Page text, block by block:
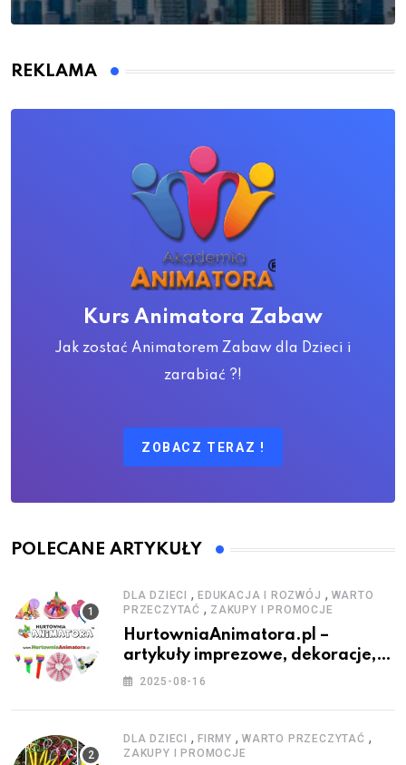
REKLAMA
Kurs Animatora Zabaw
Jak zostać Animatorem Zabaw dla Dzieci i
zarabiać ?!
ZOBACZ TERAZ !
POLECANE ARTYKUŁY
DLA DZIECI , EDUKACJA I ROZWÓJ , WARTO
PRZECZYTAĆ , ZAKUPY I PROMOCJE
HurtowniaAnimatora.pl –
artykuły imprezowe, dekoracje,
stroje i akcesoria dla animatorów
2025-08-16
DLA DZIECI , FIRMY , WARTO PRZECZYTAĆ ,
ZAKUPY I PROMOCJE